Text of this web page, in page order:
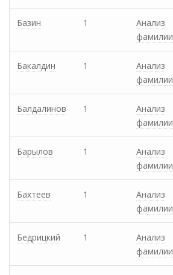
Базин 1
Анализ
фамилии
Бакалдин 1
Анализ
фамилии
Балдалинов 1
Анализ
фамилии
Барылов 1
Анализ
фамилии
Бахтеев 1
Анализ
фамилии
Бедрицкий 1
Анализ
фамилии